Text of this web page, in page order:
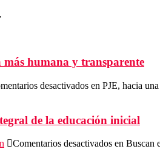
humana y transparente
desactivados en PJE, hacia
de la educación inicial
Comentarios desactivados en Buscan